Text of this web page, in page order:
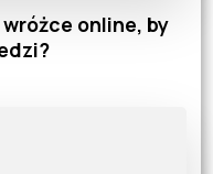
online, by